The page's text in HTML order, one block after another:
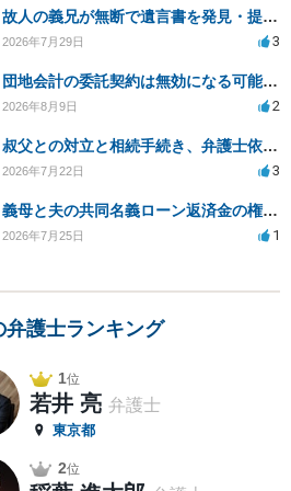
故人の義兄が無断で遺言書を発見・提出、法的対処法は？
2026年7月29日 3
団地会計の委託契約は無効になる可能性があるか？
2026年8月9日 2
叔父との対立と相続手続き、弁護士依頼の方法は？
2026年7月22日 3
義母と夫の共同名義ローン返済金の権利について知りたい
2026年7月25日 1
弁護士ランキング
1位
若井 亮 弁護士
東京都
2位